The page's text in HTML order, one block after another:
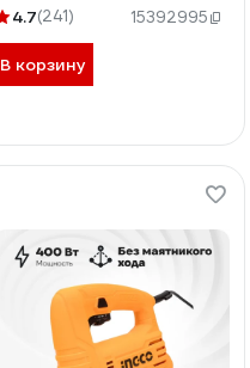
4.7(241) 15392995
В корзину